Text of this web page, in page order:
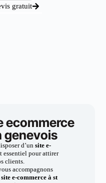
gratuit
ecommerce
genevois
d’unsite e-
essentiel pour attirer
clients.
accompagnons
e-commerce à st